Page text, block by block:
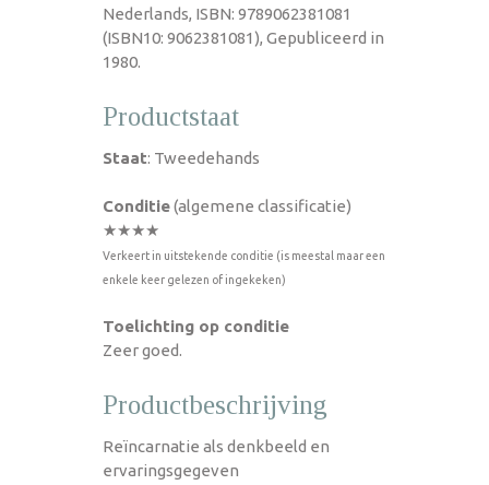
Nederlands, ISBN: 9789062381081
(ISBN10: 9062381081), Gepubliceerd in
1980.
Productstaat
Staat: Tweedehands
Conditie(algemene classificatie)
★★★★
Verkeert in uitstekende conditie (is meestal maar een
enkele keer gelezen of ingekeken)
Toelichting op conditie
Zeer goed.
Productbeschrijving
Reïncarnatie als denkbeeld en
ervaringsgegeven